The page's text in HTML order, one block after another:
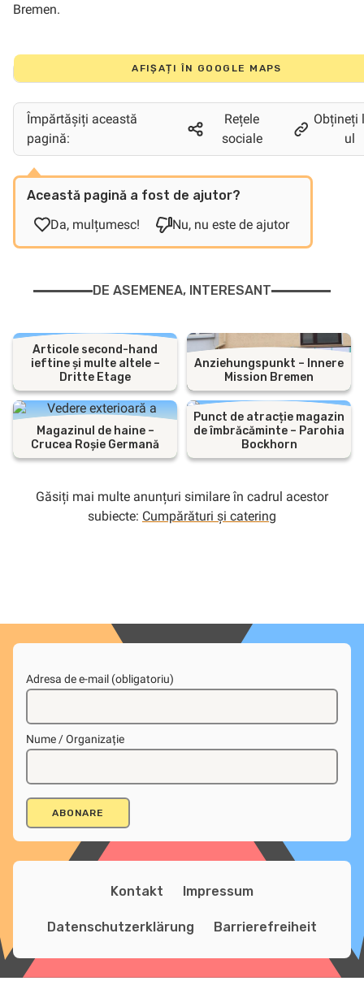
AFIȘAȚI ÎN GOOGLE MAPS
Împărtășiți această
pagină:
Rețele
sociale
Obțineți
ul
Această pagină a fost de ajutor?
Da, mulțumesc!
Nu, nu este de ajutor
DE ASEMENEA, INTERESANT
Articole second-hand
ieftine și multe altele –
Dritte Etage
Anziehungspunkt – Innere
Mission Bremen
Magazinul de haine –
Crucea Roșie Germană
Punct de atracție magazin
de îmbrăcăminte – Parohia
Bockhorn
Găsiți mai multe anunțuri similare în cadrul acestor
subiecte: Cumpărături și catering
Adresa de e-mail (obligatoriu)
Nume / Organizație
Kontakt Impressum
Datenschutzerklärung Barrierefreiheit